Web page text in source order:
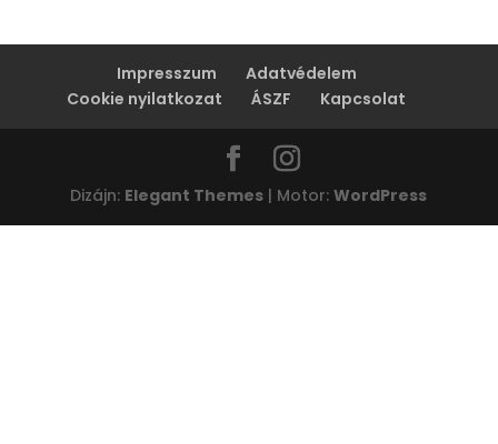
Impresszum
Adatvédelem
Cookie nyilatkozat
ÁSZF Kapcsolat
Dizájn: Elegant Themes | Motor:WordPress